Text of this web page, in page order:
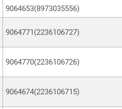
9064653(8973035556)
9064771(2236106727)
9064770(2236106726)
9064674(2236106715)